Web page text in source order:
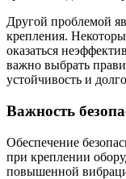
Другой проблемой
крепления.
оказаться
важно выбрать
устойчивость и
Важность
Обеспечение
при креплении
повышенной